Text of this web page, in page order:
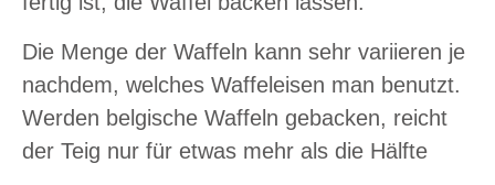
Die Menge der Waffeln kann sehr variieren je
nachdem, welches Waffeleisen man benutzt.
Werden belgische Waffeln gebacken, reicht
der Teig nur für etwas mehr als die Hälfte